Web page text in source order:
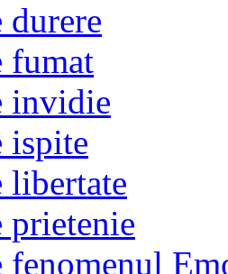
durere
fumat
invidie
ispite
libertate
prietenie
fenomenul